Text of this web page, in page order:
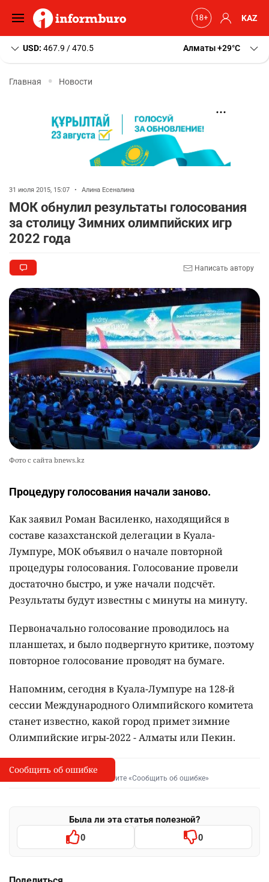
KAZ
USD: 467.9 / 470.5 Алматы+29 C
Главная Новости
31 июля 2015, 15:07 • Алина Есеналина
МОК обнулил результаты голосования
за столицу Зимних олимпийских игр
2022 года
Написать автору
Фото с сайта bnews.kz
Процедуру голосования начали заново.
Как заявил Роман Василенко, находящийся в
составе казахстанской делегации в Куала-
Лумпуре, МОК объявил о начале повторной
процедуры голосования. Голосование провели
достаточно быстро, и уже начали подсчёт.
Результаты будут известны с минуты на минуту.
Первоначально голосование проводилось на
планшетах, и было подвергнуто критике, поэтому
повторное голосование проводят на бумаге.
Напомним, сегодня в Куала-Лумпуре на 128-й
сессии Международного Олимпийского комитета
станет известно, какой город примет зимние
Олимпийские игры-2022 - Алматы или Пекин.
I
Сообщить об опечатке
Выделите фрагмент и нажмите «Сообщить об ошибке»
Была ли эта статья полезной?
0 0
Сообщить об ошибке